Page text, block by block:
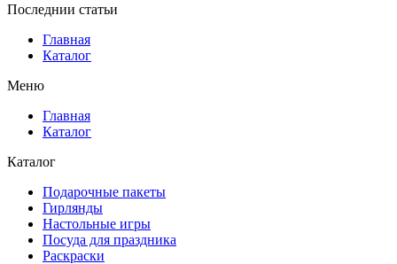
Последнии статьи
Главная
Каталог
Меню
Главная
Каталог
Каталог
Подарочные пакеты
Гирлянды
Настольные игры
Посуда для праздника
Раскраски